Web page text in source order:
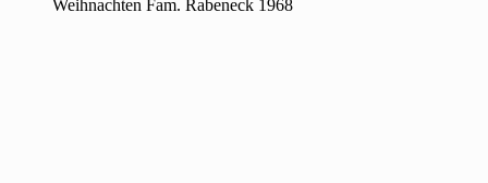
Weihnachten Fam. Rabeneck 1968